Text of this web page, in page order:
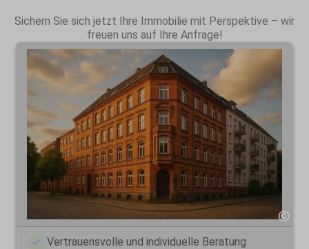
Sichern Sie sich jetzt Ihre Immobilie mit Perspektive – wir
freuen uns auf Ihre Anfrage!
Vertrauensvolle und individuelle Beratung